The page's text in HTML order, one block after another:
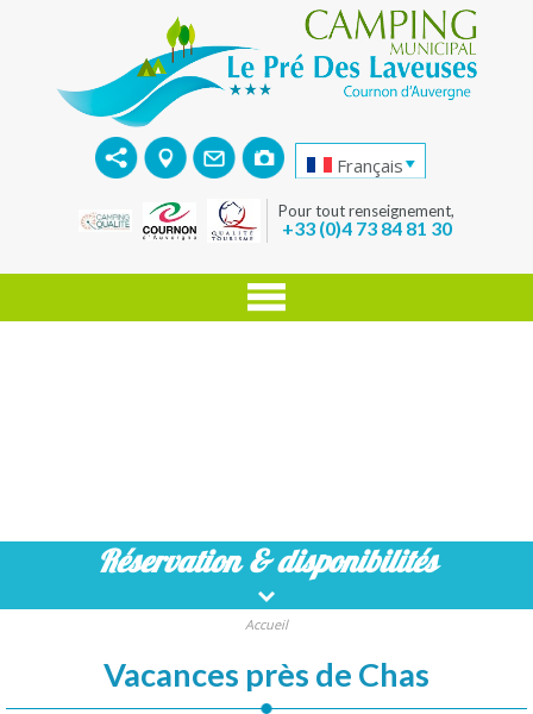
Français
Pour tout renseignement,
+33 (0)4 73 84 81 30
Réservation & disponibilités
Accueil
Vacances près de Chas